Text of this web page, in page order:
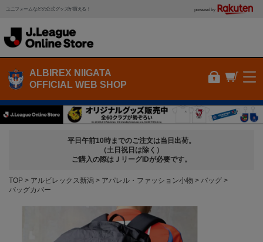
ユニフォームなどの公式グッズが買える！ powered by
ALBIREX NIIGATA
OFFICIAL WEB SHOP
平日午前10時までのご注文は当日出荷。
（土日祝日は除く）
ご購入の際はＪリーグIDが必要です。
TOP アルビレックス新潟 アパレル・ファッション小物
バッグ
バッグカバー